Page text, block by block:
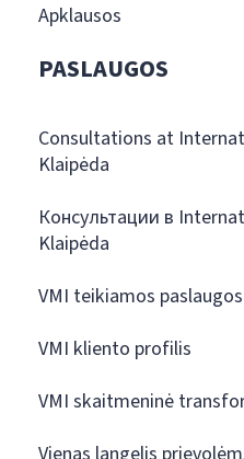
Apklausos
PASLAUGOS
Consultations at
Klaipėda
Консультации в
Klaipėda
VMI teikiamos paslaugos
VMI kliento profilis
VMI skaitmeninė
Vienas langelis